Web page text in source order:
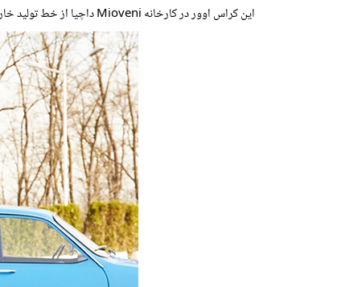
این کراس اوور در کارخانه Mioveni داچیا از خط تولید خارج شد و نه تنها این خودرو گواهی بر